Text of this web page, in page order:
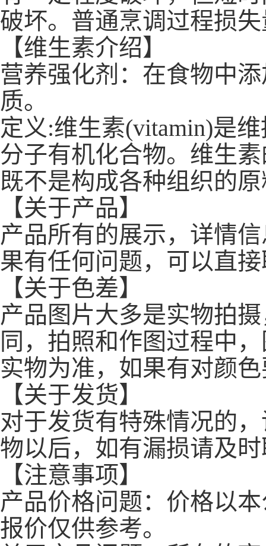
破坏。普通烹调过程损
【维生素介绍】
营养强化剂：在食物中
质。
定义:维生素(vitamin)是
分子有机化合物。维生
既不是构成各种组织的
【关于产品】
产品所有的展示，详情
果有任何问题，可以直
【关于色差】
产品图片大多是实物拍
同，拍照和作图过程中
实物为准，如果有对颜
【关于发货】
对于发货有特殊情况的
物以后，如有漏损请及
【注意事项】
产品价格问题：价格以
报价仅供参考。